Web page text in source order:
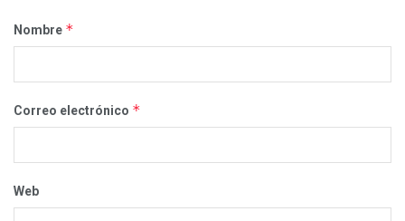
Nombre *
Correo electrónico *
Web